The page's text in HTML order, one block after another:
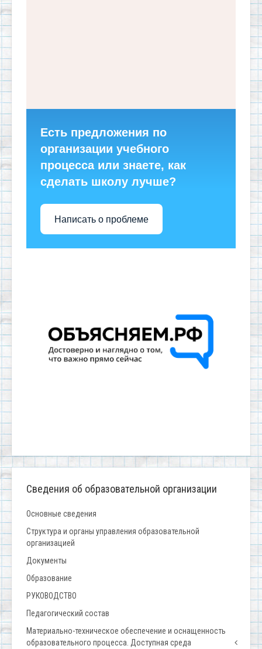
Есть предложения по
организации учебного
процесса или знаете, как
сделать школу лучше?
Написать о проблеме
Сведения об образовательной организации
Основные сведения
Структура и органы управления образовательной
организацией
Документы
Образование
РУКОВОДСТВО
Педагогический состав
Материально-техническое обеспечение и оснащенность
образовательного процесса. Доступная среда